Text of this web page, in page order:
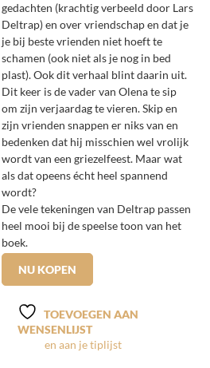
gedachten (krachtig verbeeld door Lars
Deltrap) en over vriendschap en dat je
je bij beste vrienden niet hoeft te
schamen (ook niet als je nog in bed
plast). Ook dit verhaal blint daarin uit.
Dit keer is de vader van Olena te sip
om zijn verjaardag te vieren. Skip en
zijn vrienden snappen er niks van en
bedenken dat hij misschien wel vrolijk
wordt van een griezelfeest. Maar wat
als dat opeens écht heel spannend
wordt?
De vele tekeningen van Deltrap passen
heel mooi bij de speelse toon van het
boek.
NU KOPEN
TOEVOEGEN AAN
WENSENLIJST